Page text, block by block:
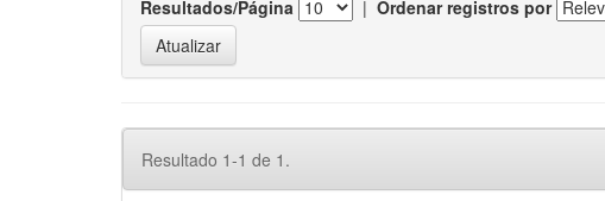
Resultados/Página | Ordenar registros por
Resultado 1-1 de 1.